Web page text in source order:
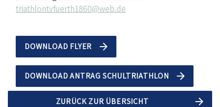
triathlontvfuerth1860@web.de
DOWNLOAD FLYER
DOWNLOAD ANTRAG SCHULTRIATHLON
ZURÜCK ZUR ÜBERSICHT